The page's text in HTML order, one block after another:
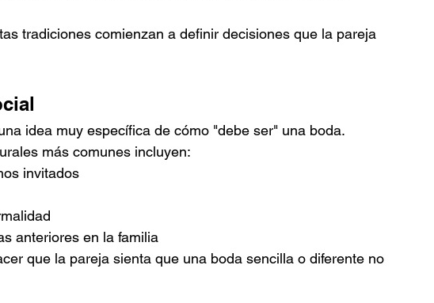
tradiciones comienzan a definir decisiones que la pareja
idea muy específica de cómo "debe ser" una boda.
más comunes incluyen:
invitados
anteriores en la familia
que la pareja sienta que una boda sencilla o diferente no